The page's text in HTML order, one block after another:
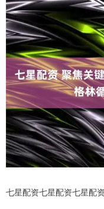
七星配资七星配资七星配资